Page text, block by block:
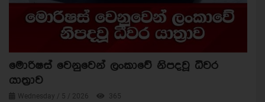
මොරිෂස් වෙනුවෙන් ලංකාවේ නිපදවූ ධීවර
යාත්‍රාව
Wednesday / 5 / 2026 365